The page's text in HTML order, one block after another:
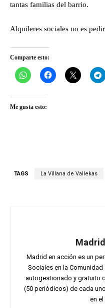
tantas familias del barrio.
Alquileres sociales no es
Comparte esto:
Me gusta esto:
TAGS La Villana de Vallekas
Madrid en acción es un
Sociales en la
autogestionado y gratuito
(50 periódicos) de cada
en